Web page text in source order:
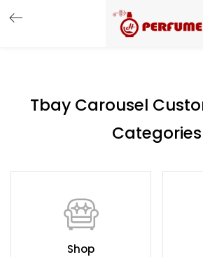
Tbay Carousel
Categories
Shop
Remember me
Lost password?